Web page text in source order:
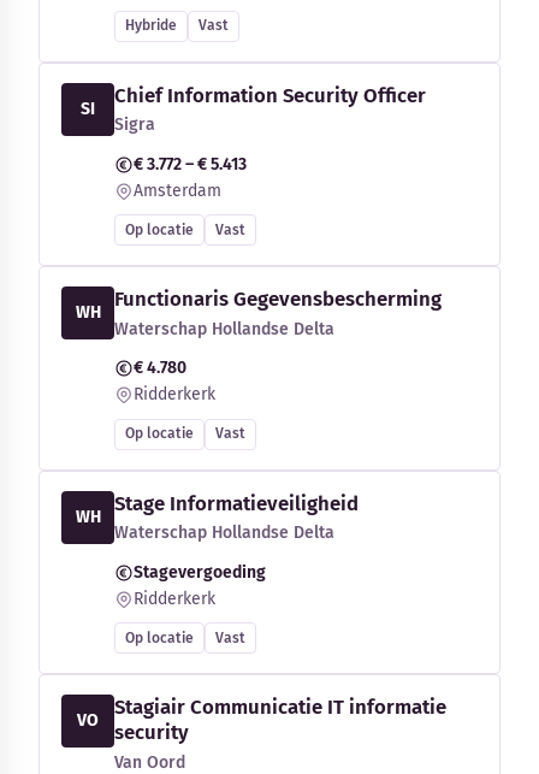
Hybride Vast
SI
Chief Information Security Officer
Sigra
€ 3.772 – € 5.413
Amsterdam
Op locatie Vast
WH
Functionaris Gegevensbescherming
Waterschap Hollandse Delta
€ 4.780
Ridderkerk
Op locatie Vast
WH
Stage Informatieveiligheid
Waterschap Hollandse Delta
Stagevergoeding
Ridderkerk
Op locatie Vast
VO
Stagiair Communicatie IT informatie
security
Van Oord